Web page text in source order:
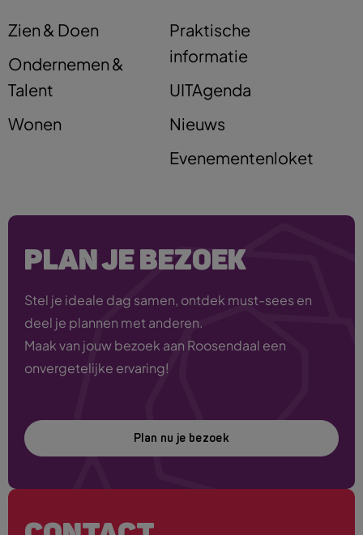
Zien & Doen
Ondernemen &
Talent
Wonen
Praktische
informatie
UITAgenda
Nieuws
Evenementenloket
PLAN JE BEZOEK
Stel je ideale dag samen, ontdek must-sees en
deel je plannen met anderen.
Maak van jouw bezoek aan Roosendaal een
onvergetelijke ervaring!
Plan nu je bezoek